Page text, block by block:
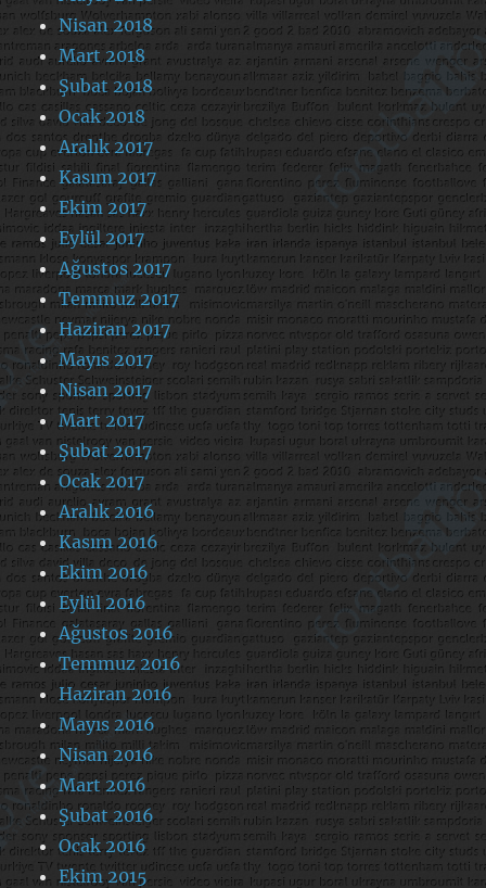
Nisan 2018
Mart 2018
Şubat 2018
Ocak 2018
Aralık 2017
Kasım 2017
Ekim 2017
Eylül 2017
Ağustos 2017
Temmuz 2017
Haziran 2017
Mayıs 2017
Nisan 2017
Mart 2017
Şubat 2017
Ocak 2017
Aralık 2016
Kasım 2016
Ekim 2016
Eylül 2016
Ağustos 2016
Temmuz 2016
Haziran 2016
Mayıs 2016
Nisan 2016
Mart 2016
Şubat 2016
Ocak 2016
Ekim 2015